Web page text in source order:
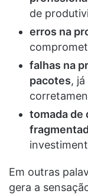
de
erros na
falhas na
pacotes,
tomada de
Em outras
gera a